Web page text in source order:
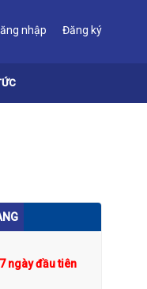
nhập Đăng ký
7 ngày đầu tiên